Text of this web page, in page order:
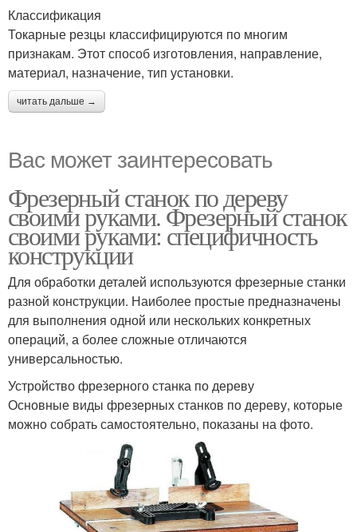
Классификация
Токарные резцы классифицируются по многим
признакам. Этот способ изготовления, направление,
материал, назначение, тип установки.
читать дальше →
Вас может заинтересовать
Фрезерный станок по дереву
своими руками. Фрезерный станок
своими руками: специфичность
конструкции
Для обработки деталей используются фрезерные станки
разной конструкции. Наиболее простые предназначены
для выполнения одной или нескольких конкретных
операций, а более сложные отличаются
универсальностью.
Устройство фрезерного станка по дереву
Основные виды фрезерных станков по дереву, которые
можно собрать самостоятельно, показаны на фото.